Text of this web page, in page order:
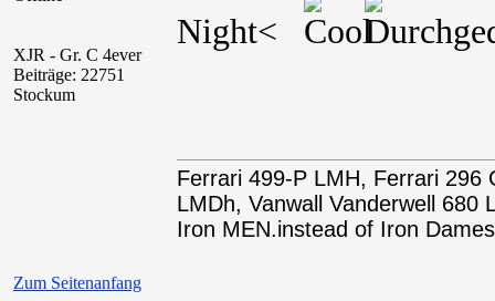
XJR - Gr. C 4ever
Beiträge: 22751
Stockum
Night<
Zum Seitenanfang
Ferrari 499-P LMH, Ferrari 296
LMDh, Vanwall Vanderwell
Iron MEN.instead of Iron